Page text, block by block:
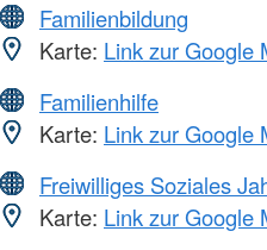
Familienbildung
Karte: Link zur Google
Familienhilfe
Karte: Link zur Google
Freiwilliges Soziales
Karte: Link zur Google